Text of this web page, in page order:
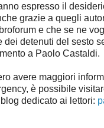
espresso il
grazie a quegli
e che se ne
dei detenuti del sesto
a Paolo Castaldi.
avere maggiori
è possibile
dedicato ai lettori: